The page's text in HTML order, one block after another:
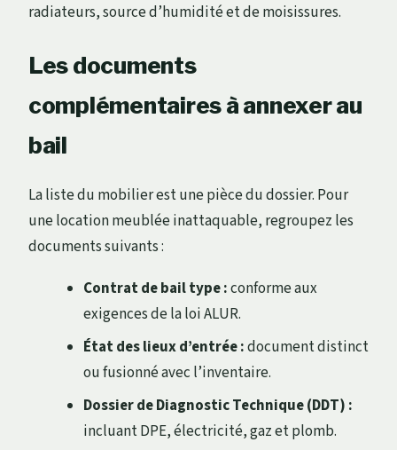
radiateurs, source d’humidité et de moisissures.
Les documents
complémentaires à annexer au
bail
La liste du mobilier est une pièce du dossier. Pour
une location meublée inattaquable, regroupez les
documents suivants :
Contrat de bail type :conforme aux
exigences de la loi ALUR.
État des lieux d’entrée :document distinct
ou fusionné avec l’inventaire.
Dossier de Diagnostic Technique (DDT) :
incluant DPE, électricité, gaz et plomb.